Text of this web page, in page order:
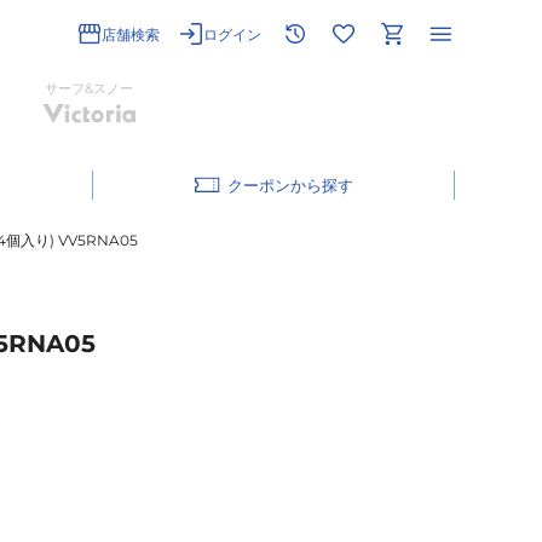
店舗検索 ログイン
サーフ&スノー
クーポン
個入り) VV5RNA05